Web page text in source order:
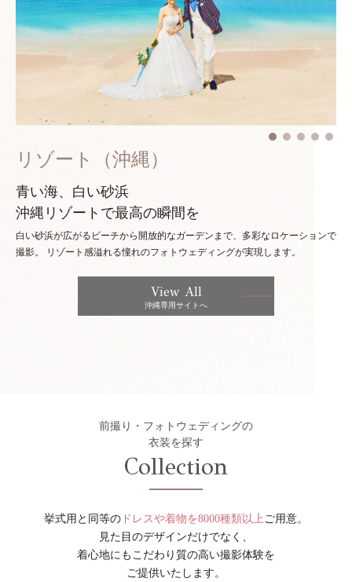
リゾート（沖縄）
青い海、白い砂浜
沖縄リゾートで最高の瞬間を
白い砂浜が広がるビーチから開放的なガーデンまで、多彩なロケーションで
撮影。
リゾート感溢れる憧れのフォトウェディングが実現します。
View All
沖縄専用サイトへ
前撮り・フォトウェディングの
衣装を探す
Collection
挙式用と同等の ドレスや着物を8000種類以上 ご用意。
見た目のデザインだけでなく、
着心地にもこだわり質の高い撮影体験を
ご提供いたします。